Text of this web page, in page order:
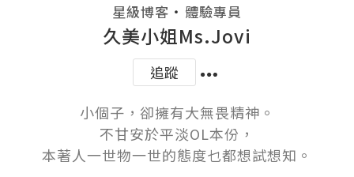
星級博客 ・ 體驗專員
久美小姐Ms.Jovi
追蹤
小個子，卻擁有大無畏精神。
不甘安於平淡OL本份，
本著人一世物一世的態度乜都想試想知。